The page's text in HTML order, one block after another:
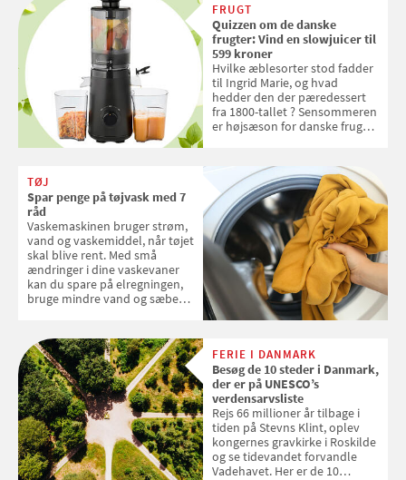
FRUGT
Quizzen om de danske
frugter: Vind en slowjuicer til
599 kroner
Hvilke æblesorter stod fadder
til Ingrid Marie, og hvad
hedder den der pæredessert
fra 1800-tallet ? Sensommeren
er højsæson for danske fruger,
favoritter. Det fejrer Samvirke
med en quiz om alt det danske
frugt, vi elsker. Konkurrencen
slutter fredag d. 18. september
2026
TØJ
Spar penge på tøjvask med 7
råd
Vaskemaskinen bruger strøm,
vand og vaskemiddel, når tøjet
skal blive rent. Med små
ændringer i dine vaskevaner
kan du spare på elregningen,
bruge mindre vand og sæbe
enkle råd til at spare penge på
tøjvasken
FERIE I DANMARK
Besøg de 10 steder i Danmark,
der er på UNESCO’s
verdensarvsliste
Rejs 66 millioner år tilbage i
tiden på Stevns Klint, oplev
kongernes gravkirke i Roskilde
og se tidevandet forvandle
Vadehavet. Her er de 10